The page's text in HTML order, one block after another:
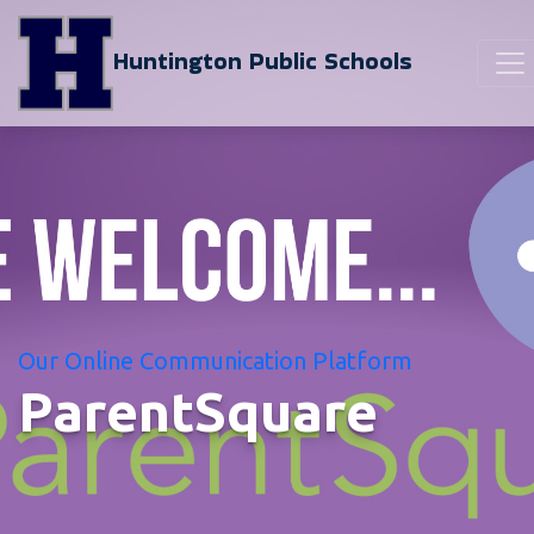
Huntington Public Schools
Our Online Communication Platform
ParentSquare